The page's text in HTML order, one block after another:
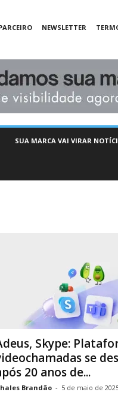
NEWSLETTER
SUA MARCA VAI VIRAR
Skype:
se
20 anos de...
Brandão - 5 de maio de